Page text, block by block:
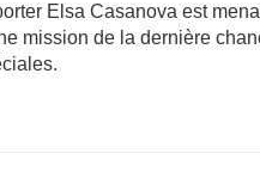
Elsa Casanova est
mission de la dernière